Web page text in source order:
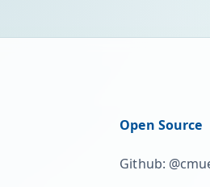
Open Source
Github: